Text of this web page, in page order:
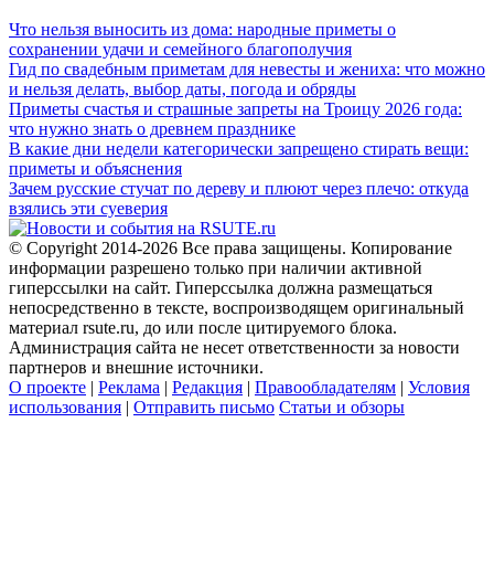
Что нельзя выносить из дома: народные приметы о
сохранении удачи и семейного благополучия
Гид по свадебным приметам для невесты и жениха: что можно
и нельзя делать, выбор даты, погода и обряды
Приметы счастья и страшные запреты на Троицу 2026 года:
что нужно знать о древнем празднике
В какие дни недели категорически запрещено стирать вещи:
приметы и объяснения
Зачем русские стучат по дереву и плюют через плечо: откуда
взялись эти суеверия
© Copyright 2014-2026 Все права защищены. Копирование
информации разрешено только при наличии активной
гиперссылки на сайт. Гиперссылка должна размещаться
непосредственно в тексте, воспроизводящем оригинальный
материал rsute.ru, до или после цитируемого блока.
Администрация сайта не несет ответственности за новости
партнеров и внешние источники.
О проекте | Реклама | Редакция | Правообладателям | Условия
использования | Отправить письмо Статьи и обзоры